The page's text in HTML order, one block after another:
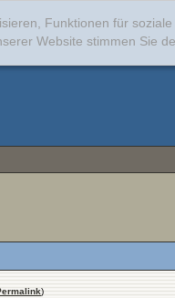
Funktionen für
Website stimmen Sie
)